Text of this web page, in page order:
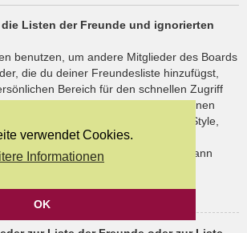
verwendet Cookies.
Informationen
OK
Listen der Freunde und ignorierten
benutzen, um andere Mitglieder des Boards
die du deiner Freundesliste hinzufügst,
Bereich für den schnellen Zugriff
dort deren Onlinestatus und kannst ihnen
senden. Abhängig von dem Style,
Beiträge deiner Freunde auch
Wenn du einen Benutzer ignorierst, dann